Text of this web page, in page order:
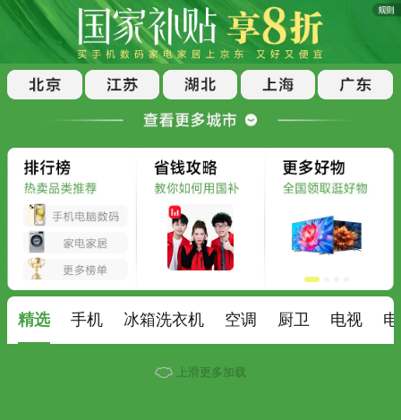
精选 手机 冰箱洗衣机 空调 厨卫 电视
上滑更多加载